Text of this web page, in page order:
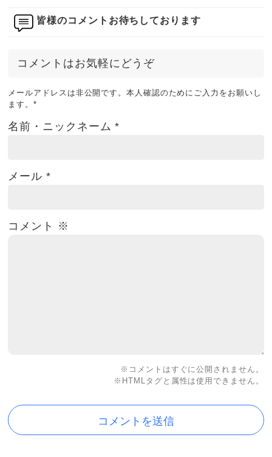
皆様のコメントお待ちしております
コメントはお気軽にどうぞ
メールアドレスは非公開です。本人確認のためにご入力をお願いし
ます。*
名前・ニックネーム*
メール*
コメント ※
※コメントはすぐに公開されません。
※HTMLタグと属性は使用できません。